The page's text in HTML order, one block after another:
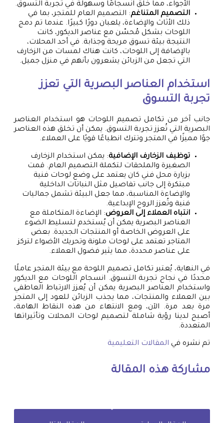
الأجواء، مما خلق انسجامًا وسهولة في تجربة التسوق.
التصميم المتناغم: التصميم العام للمتجر، بما في
ذلك الأثاث والإضاءة، يلعبان دورًا كبيرًا. عندما تم دمج
اللوحات بشكل مُحسّن مع عناصر الديكور، كانت
النتيجة بيئة تسوق مريحة وجذابة. في أحد المحلات،
بالإضافة إلى اللوحات، كانت هناك لمسات من الزخارف
التي تجعل من الزبائن يشعرون بأنهم في منزل جميل.
استخدام العناصر البصرية التي تعزز
تجربة التسوق
جانب آخر من تكامل تصميم اللوحات هو استخدام العناصر
البصرية التي تُعزز تجربة التسوق. يمكن أن تخلق هذه العناصر
جوًا مميزًا في المتجر وتترك انطباعًا قويًا على العملاء.
توظيف الزخارف الإضافية: يمكن استخدام الزخارف
الصغيرة والملحقات لتكملة التصميم العام. قمت
بزيارة محل فني كان يعتمد على وضع لوحات فنية
مبتكرة إلى جانب تفاصيل مثل النباتات الداخلية
والإضاءة المناسبة، مما جعل البيئة تشمل جماليات
فنية وتُعزز الروح الإبداعية.
انتباه العملاء إلى العروض: الإضاءة المتكاملة مع
العناصر البصرية يمكن أن يُستخدم لتسليط الضوء
على العروض الخاصة أو المنتجات الجديدة. بعض
المتاجر تعتمد على لوحات ملونة وتحريك الأضواء لتركز
على عناصر محددة، مما يثير فضول العملاء.
في النهاية، يُعتبر تكامل تصميم اللوحة مع بيئة المتجر عاملًا
محددًا في نجاح تجربة التسوق. انسجام اللوحات مع الديكور
واستخدام العناصر البصرية يمكن أن يُعزز الارتباط العاطفي
بين العملاء والمنتجات، مما يجذب الزبائن للعود إلى المتجر
مرة بعد مرة. الآن، ومع الانتهاء من هذه النقاط الهامة،
أصبح لدينا رؤية شاملة لتصميم لوحات المحلات وتأثيراتها
المتعددة.
تم نشره في المقالات التعليمية
مشاركة هذه المقالة